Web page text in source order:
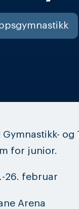
Gymnastikk-
for junior.
26. februar
Arena